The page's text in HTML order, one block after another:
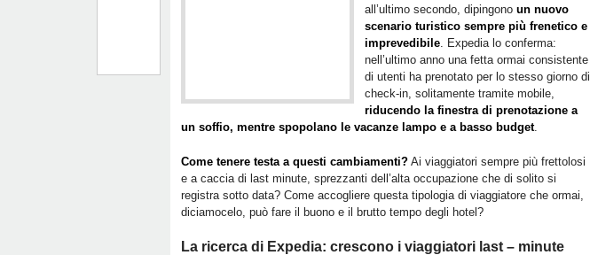
all’ultimo secondo, dipingono un nuovo
scenario turistico sempre più frenetico e
imprevedibile. Expedia lo conferma:
nell’ultimo anno una fetta ormai consistente
di utenti ha prenotato per lo stesso giorno di
check-in, solitamente tramite mobile,
riducendo la finestra di prenotazione a
un soffio, mentre spopolano le vacanze lampo e a basso budget.
Come tenere testa a questi cambiamenti? Ai viaggiatori sempre più frettolosi
e a caccia di last minute, sprezzanti dell’alta occupazione che di solito si
registra sotto data? Come accogliere questa tipologia di viaggiatore che ormai,
diciamocelo, può fare il buono e il brutto tempo degli hotel?
La ricerca di Expedia: crescono i viaggiatori last – minute